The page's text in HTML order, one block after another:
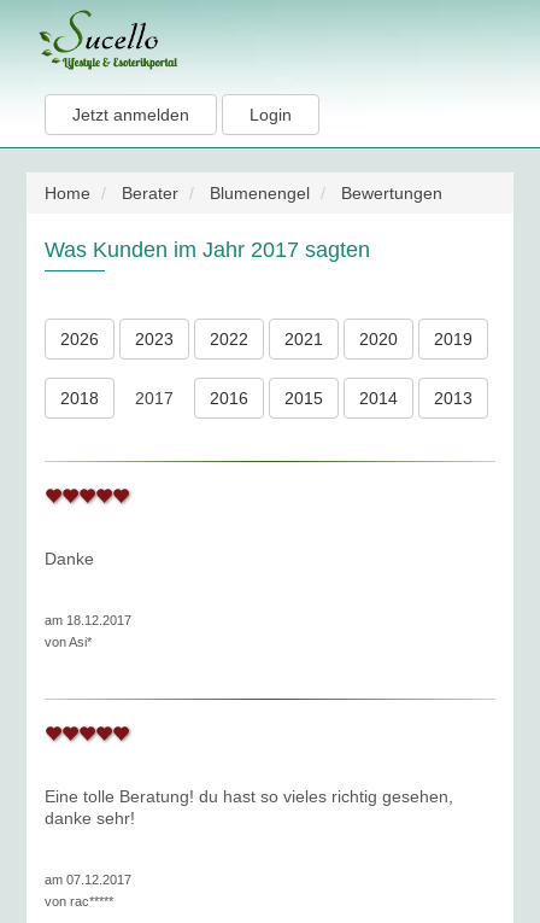
Jetzt anmelden Login
Home Berater Blumenengel Bewertungen
Was Kunden im Jahr 2017 sagten
2026 2023 2022 2021 2020 2019
2018 2017 2016 2015 2014 2013
Danke
am 18.12.2017
vonAsi*
Eine tolle Beratung! du hast so vieles richtig gesehen,
danke sehr!
am 07.12.2017
vonrac*****